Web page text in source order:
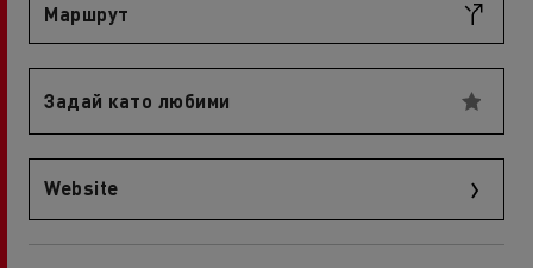
Маршрут
Задай като любими
Website